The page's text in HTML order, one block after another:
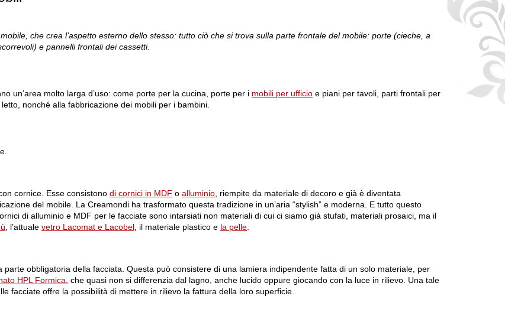
che crea l’aspetto esterno dello stesso: tutto ciò che si trova sulla parte frontale del mobile: porte (cieche, a
e pannelli frontali dei cassetti.
un’area molto larga d’uso: come porte per la cucina, porte per i mobili per ufficio e piani per tavoli, parti frontali per
nonché alla fabbricazione dei mobili per i bambini.
cornice. Esse consistono di cornici in MDF o alluminio , riempite da materiale di decoro e già è diventata
del mobile. La Creamondi ha trasformato questa tradizione in un’aria “stylish” e moderna. E tutto questo
di alluminio e MDF per le facciate sono intarsiati non materiali di cui ci siamo già stufati, materiali prosaici, ma il
, l’attuale vetro Lacomat e Lacobel , il materiale plastico e la pelle
parte obbligatoria della facciata. Questa può consistere di una lamiera indipendente fatta di un solo materiale, per
HPL Formicа , che quasi non si differenzia dal lagno, anche lucido oppure giocando con la luce in rilievo. Una tale
facciate offre la possibilità di mettere in rilievo la fattura della loro superficie.